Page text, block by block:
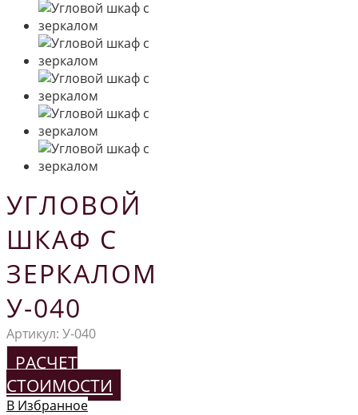
УГЛОВОЙ
ШКАФ С
ЗЕРКАЛОМ
У-040
Артикул: У-040
РАСЧЕТ
СТОИМОСТИ
В Избранное